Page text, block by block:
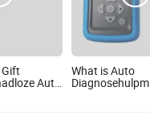
Auto
What is Auto